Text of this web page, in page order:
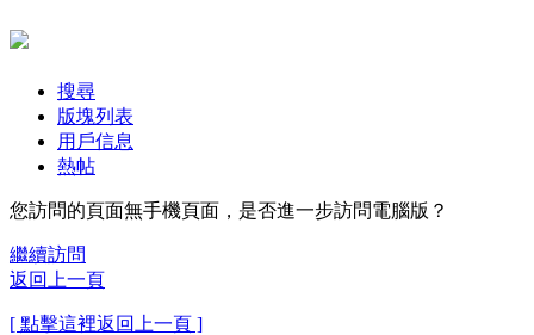
搜尋
版塊列表
用戶信息
熱帖
您訪問的頁面無手機頁面，是否進一步訪問電腦版？
繼續訪問
返回上一頁
[ 點擊這裡返回上一頁 ]